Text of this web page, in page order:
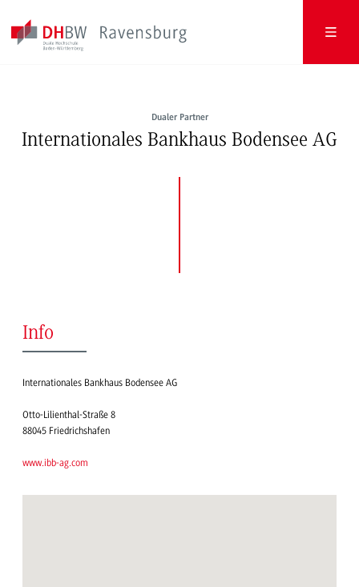
Dualer Partner
Internationales Bankhaus Bodensee AG
Info
Internationales Bankhaus Bodensee AG
Otto-Lilienthal-Straße 8
88045 Friedrichshafen
www.ibb-ag.com